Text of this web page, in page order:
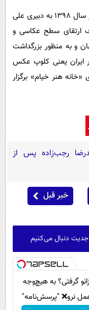
هفتمین جشنواره بین‌المللی عکس خیام در سال 1398 به دبیری علی
ارتقای سطح عکاسی و
و به منظور بزرگداشت
ایران یعنی کلوپ عکس
هنر خیام» برگزار
رجب‌زاده پس از
خبر قبل
جدیت دنبال می‌کنیم
گرفتی؟ به هیچ‌وجه
نرو❌ "پرسش‌نامه"